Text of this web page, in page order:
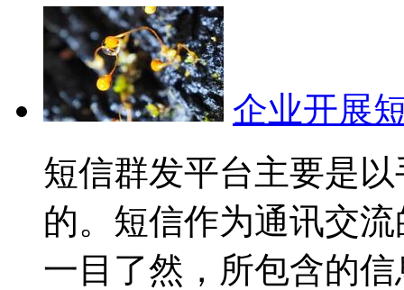
企业开展
短信群发平台主要是
的。短信作为通讯交
一目了然，所包含的